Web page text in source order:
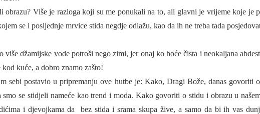
obrazu? Više je razloga koji su me ponukali na to, ali glavni je vrijeme koje je
se i posljednje mrvice stida negdje odlažu, kao da ih ne treba tada
više džamijske vode potroši nego zimi, jer onaj ko hoće čista i neokaljana
kuće, a dobro znamo zašto!
sebi postavio u pripremanju ove hutbe je: Kako, Dragi Bože, danas govoriti
smo se stidjeli nameće kao trend i moda. Kako govoriti o stidu i obrazu u
i djevojkama da
bez stida i srama skupa žive, a samo da bi ih vas